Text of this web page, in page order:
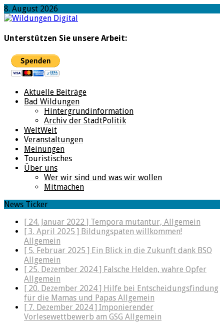
8. August 2026
Unterstützen Sie unsere Arbeit:
Aktuelle Beiträge
Bad Wildungen
Hintergrundinformation
Archiv der StadtPolitik
WeltWeit
Veranstaltungen
Meinungen
Touristisches
Über uns
Wer wir sind und was wir wollen
Mitmachen
News Ticker
[ 24. Januar 2022 ] Tempora mutantur, Allgemein
[ 3. April 2025 ] Bildungspaten willkommen!
Allgemein
[ 5. Februar 2025 ] Ein Blick in die Zukunft dank BSO
Allgemein
[ 25. Dezember 2024 ] Falsche Helden, wahre Opfer
Allgemein
[ 20. Dezember 2024 ] Hilfe bei Entscheidungsfindung
für die Mamas und Papas Allgemein
[ 7. Dezember 2024 ] Imponierender
Vorlesewettbewerb am GSG Allgemein